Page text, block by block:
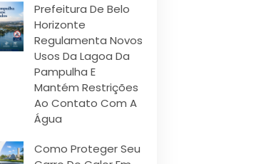
Prefeitura De Belo
Horizonte
Regulamenta Novos
Usos Da Lagoa Da
Pampulha E
Mantém Restrições
Ao Contato Com A
Água
Como Proteger Seu